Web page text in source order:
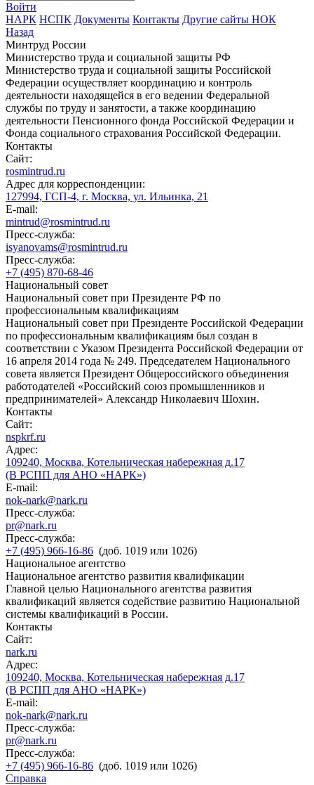
Войти
НАРК НСПК Документы Контакты Другие сайты НОК
Назад
Минтруд России
Министерство труда и социальной защиты РФ
Министерство труда и социальной защиты Российской
Федерации осуществляет координацию и контроль
деятельности находящейся в его ведении Федеральной
службы по труду и занятости, а также координацию
деятельности Пенсионного фонда Российской Федерации и
Фонда социального страхования Российской Федерации.
Контакты
Сайт:
rosmintrud.ru
Адрес для корреспонденции:
127994, ГСП-4, г. Москва, ул. Ильинка, 21
E-mail:
mintrud@rosmintrud.ru
Пресс-служба:
isyanovams@rosmintrud.ru
Пресс-служба:
+7 (495) 870-68-46
Национальный совет
Национальный совет при Президенте РФ по
профессиональным квалификациям
Национальный совет при Президенте Российской Федерации
по профессиональным квалификациям был создан в
соответствии с Указом Президента Российской Федерации от
16 апреля 2014 года № 249. Председателем Национального
совета является Президент Общероссийского объединения
работодателей «Российский союз промышленников и
предпринимателей» Александр Николаевич Шохин.
Контакты
Сайт:
nspkrf.ru
Адрес:
109240, Москва, Котельническая набережная д.17
(В РСПП для АНО «НАРК»)
E-mail:
nok-nark@nark.ru
Пресс-служба:
pr@nark.ru
Пресс-служба:
+7 (495) 966-16-86 (доб. 1019 или 1026)
Национальное агентство
Национальное агентство развития квалификации
Главной целью Национального агентства развития
квалификаций является содействие развитию Национальной
системы квалификаций в России.
Контакты
Сайт:
nark.ru
Адрес:
109240, Москва, Котельническая набережная д.17
(В РСПП для АНО «НАРК»)
E-mail:
nok-nark@nark.ru
Пресс-служба:
pr@nark.ru
Пресс-служба:
+7 (495) 966-16-86 (доб. 1019 или 1026)
Справка